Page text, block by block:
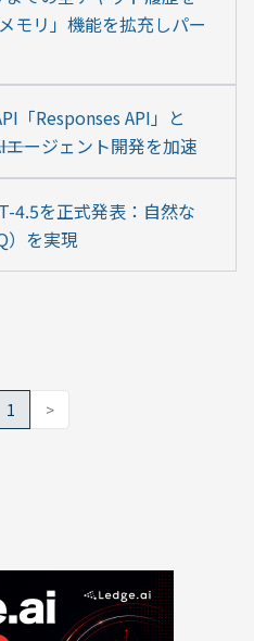
モリ」機能を拡充しパー
「Responses API」と
エージェント開発を加速
4.5を正式発表：自然な
）を実現
1 >